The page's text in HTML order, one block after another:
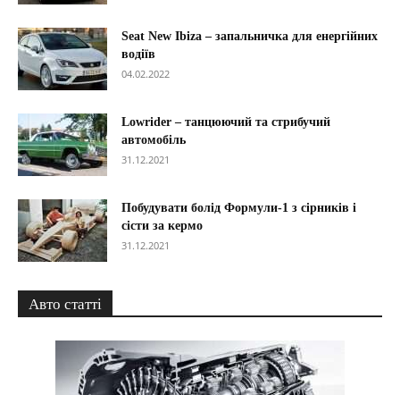
Seat New Ibiza – запальничка для енергійних
водіїв
04.02.2022
Lowrider – танцюючий та стрибучий
автомобіль
31.12.2021
Побудувати болід Формули-1 з сірників і
сісти за кермо
31.12.2021
Авто статті